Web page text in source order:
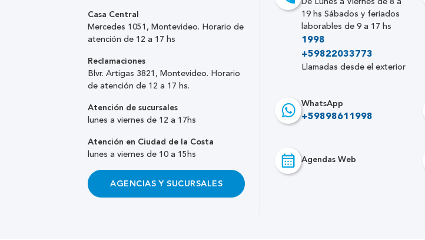
De Lunes a Viernes de 8 a
19 hs Sábados y feriados
laborables de 9 a 17 hs
1998
+59822033773
Llamadas desde el exterior
WhatsApp
+59898611998
Agendas Web
Casa Central
Mercedes 1051, Montevideo. Horario de
atención de 12 a 17 hs
Reclamaciones
Blvr. Artigas 3821, Montevideo. Horario
de atención de 12 a 17 hs.
Atención de sucursales
lunes a viernes de 12 a 17hs
Atención en Ciudad de la Costa
lunes a viernes de 10 a 15hs
AGENCIAS Y SUCURSALES